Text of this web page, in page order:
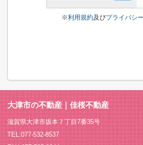
※利用規約及びプライバシ
大津市の不動産｜佳桜不動産
滋賀県大津市坂本７丁目7番35号
TEL:077-532-8537